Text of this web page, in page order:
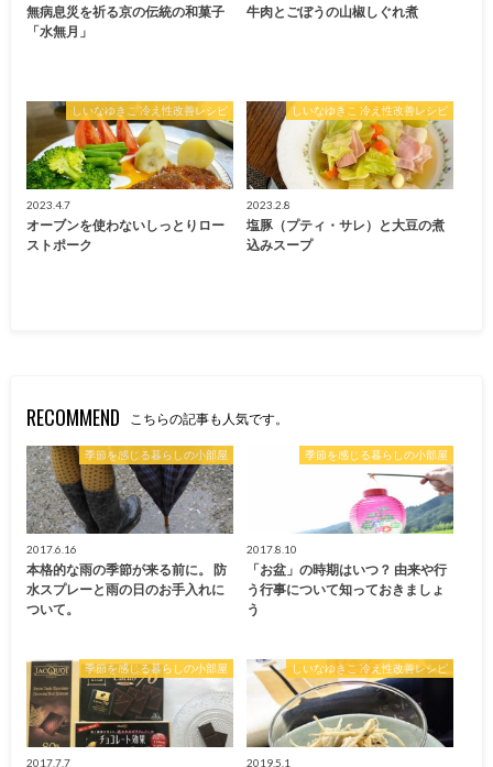
無病息災を祈る京の伝統の和菓子
「水無月」
牛肉とごぼうの山椒しぐれ煮
しいなゆきこ 冷え性改善レシピ
2023.4.7
オーブンを使わないしっとりロー
ストポーク
しいなゆきこ 冷え性改善レシピ
2023.2.8
塩豚（プティ・サレ）と大豆の煮
込みスープ
RECOMMEND こちらの記事も人気です。
季節を感じる暮らしの小部屋
2017.6.16
本格的な雨の季節が来る前に。 防
水スプレーと雨の日のお手入れに
ついて。
季節を感じる暮らしの小部屋
2017.8.10
「お盆」の時期はいつ？ 由来や行
う行事について知っておきましょ
う
季節を感じる暮らしの小部屋
2017.7.7
しいなゆきこ 冷え性改善レシピ
2019.5.1